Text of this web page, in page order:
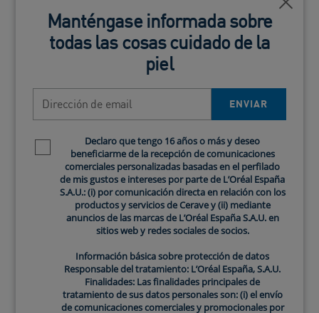
cejas, el cuero cabelludo, las aletas de la nariz y detrás
de las orejas puede deberse a esta variante del eczema,
que también podría manifestarse en forma de caspa.
. Las zonas de piel descamada
individuales con un historial previo de exposición al sol
pueden ser consecuencia de la queratosis actínica.
derivar en un cáncer de piel si no se tratan
adecuadamente.
La ictiosis vulgar. Esta afección cutánea genética
común evita que las células epiteliales muertas se
eliminen de forma natural; en su lugar, provoca una
acumulación similar a las escamas de un pez. En los
hidratación con frecuencia.
Si sospechas que tu piel seca y descamada podría ser
consecuencia de una de las anteriores afecciones
Cerca
Manténgase informada sobre
todas las cosas cuidado de la
piel
ENVIAR
Newsletter policyDeclaro que tengo 16 años o más y deseo
beneficiarme de la recepción de comunicaciones
comerciales personalizadas basadas en el perfilado
de mis gustos e intereses por parte de L’Oréal España
S.A.U.: (i) por comunicación directa en relación con los
productos y servicios de Cerave y (ii) mediante
anuncios de las marcas de L’Oréal España S.A.U. en
sitios web y redes sociales de socios.
Información básica sobre protección de datos
Responsable del tratamiento: L’Oréal España, S.A.U.
Finalidades: Las finalidades principales de
tratamiento de sus datos personales son: (i) el envío
de comunicaciones comerciales y promocionales por